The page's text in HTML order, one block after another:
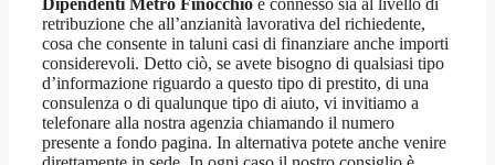
retribuzione che all’anzianità lavorativa del richiedente,
cosa che consente in taluni casi di finanziare anche importi
considerevoli. Detto ciò, se avete bisogno di qualsiasi tipo
d’informazione riguardo a questo tipo di prestito, di una
consulenza o di qualunque tipo di aiuto, vi invitiamo a
telefonare alla nostra agenzia chiamando il numero
presente a fondo pagina. In alternativa potete anche venire